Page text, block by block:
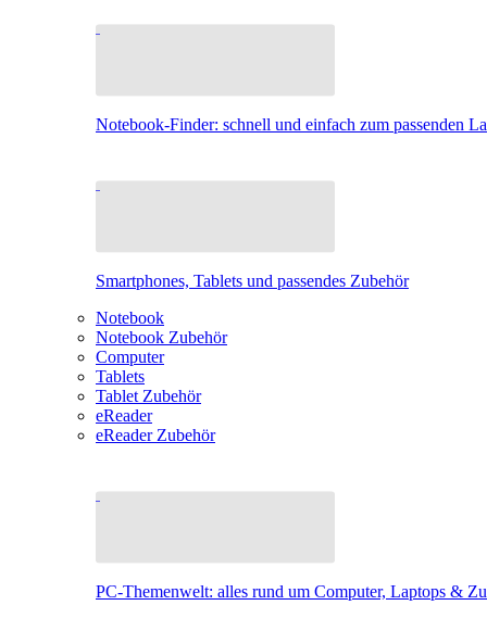
Notebook-Finder: schnell und einfach zum passenden
Smartphones, Tablets und passendes Zubehör
Notebook
Notebook Zubehör
Computer
Tablets
Tablet Zubehör
eReader
eReader Zubehör
PC-Themenwelt: alles rund um Computer, Laptops &